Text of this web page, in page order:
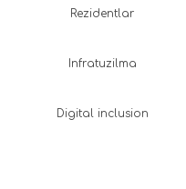
Rezidentlar
Infratuzilma
Digital inclusion